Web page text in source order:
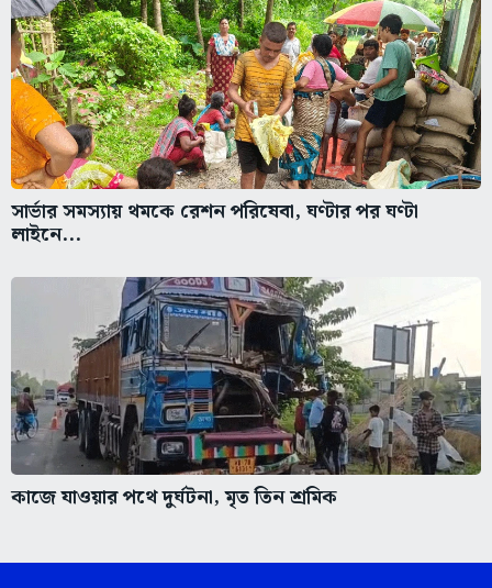
সার্ভার সমস্যায় থমকে রেশন পরিষেবা, ঘণ্টার পর ঘণ্টা
লাইনে...
কাজে যাওয়ার পথে দুর্ঘটনা, মৃত তিন শ্রমিক